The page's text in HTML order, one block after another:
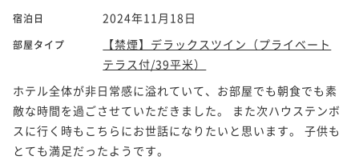
宿泊日 2024年11月18日
部屋タイプ
【禁煙】デラックスツイン（プライベート
テラス付/39平米）
ホテル全体が非日常感に溢れていて、お部屋でも朝食でも素
敵な時間を過ごさせていただきました。 また次ハウステンボ
スに行く時もこちらにお世話になりたいと思います。 子供も
とても満足だったようです。